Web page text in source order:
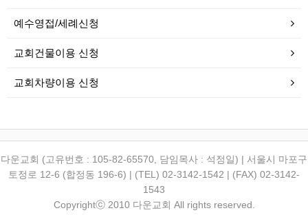
예수영접/세례신청
교회건물이용 신청
교회차량이용 신청
다운교회 (고유번호 : 105-82-65570, 담임목사 : 석정일) | 서울시 마포구
토정로 12-6 (합정동 196-6) | (TEL) 02-3142-1542 | (FAX) 02-3142-
1543
Copyrightⓒ 2010 다운교회 All rights reserved.